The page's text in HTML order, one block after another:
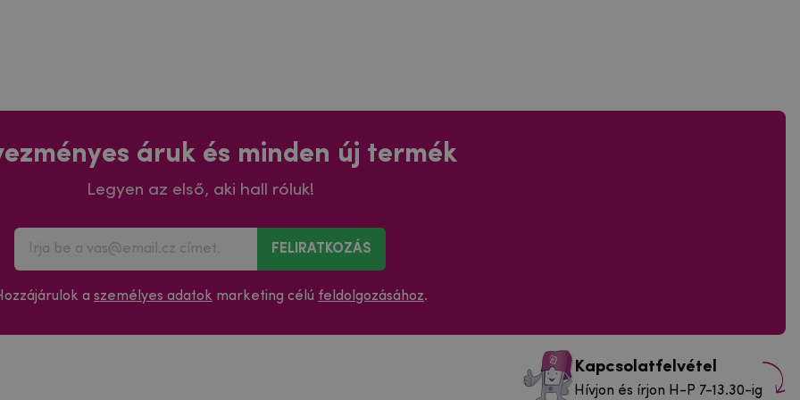
áruk és minden új termék
Legyen az első, aki hall róluk!
FELIRATKOZÁS
a személyes adatok marketing célú feldolgozásához.
Kapcsolatfelvétel
Hívjon és írjon H-P 7-13.30-ig